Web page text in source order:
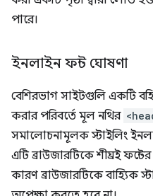
পারে।
ইনলাইন ফন্ট ঘোষণা
বেশিরভাগ সাইটগুলি একটি
করার পরিবর্তে মূল নথির
সমালোচনামূলক স্টাইলিং
এটি ব্রাউজারটিকে শীঘ্রই
কারণ ব্রাউজারটিকে বাহ্যিক